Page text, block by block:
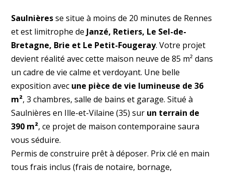
Saulnièresse situe à moins de 20 minutes de Rennes
et est limitrophe de Janzé, Retiers, Le Sel-de-
Bretagne, Brie et Le Petit-Fougeray. Votre projet
devient réalité avec cette maison neuve de 85 m² dans
un cadre de vie calme et verdoyant. Une belle
exposition avec une pièce de vie lumineuse de 36
m², 3 chambres, salle de bains et garage. Situé à
Saulnières en Ille-et-Vilaine (35) sur un terrain de
390 m², ce projet de maison contemporaine saura
vous séduire.
Permis de construire prêt à déposer. Prix clé en main
tous frais inclus (frais de notaire, bornage,